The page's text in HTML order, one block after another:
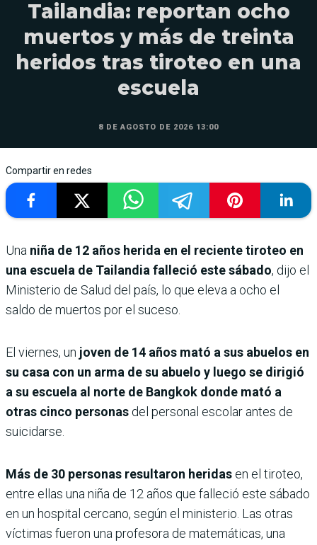
Tailandia: reportan ocho
muertos y más de treinta
heridos tras tiroteo en una
escuela
8 DE AGOSTO DE 2026 13:00
Compartir en redes
Una niña de 12 años herida en el reciente tiroteo en
una escuela de Tailandia falleció este sábado, dijo el
Ministerio de Salud del país, lo que eleva a ocho el
saldo de muertos por el suceso.
El viernes, un joven de 14 años mató a sus abuelos en
su casa con un arma de su abuelo y luego se dirigió
a su escuela al norte de Bangkok donde mató a
otras cinco personas del personal escolar antes de
suicidarse.
Más de 30 personas resultaron heridas en el tiroteo,
entre ellas una niña de 12 años que falleció este sábado
en un hospital cercano, según el ministerio. Las otras
víctimas fueron una profesora de matemáticas, una